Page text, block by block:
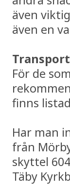
även
även en
Transport
För de
finns
Har man
från
skyttel
Täby